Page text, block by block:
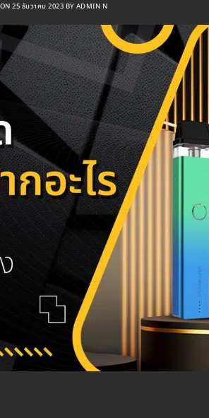
ON25 ธันวาคม 2023 BY ADMIN N